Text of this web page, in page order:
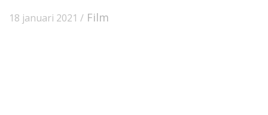
18 januari 2021 / Film